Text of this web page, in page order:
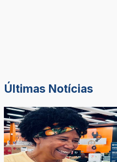
Últimas Notícias